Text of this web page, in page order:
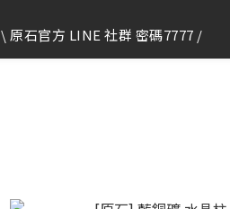
\ 原石官方 LINE 社群 密碼7777 /